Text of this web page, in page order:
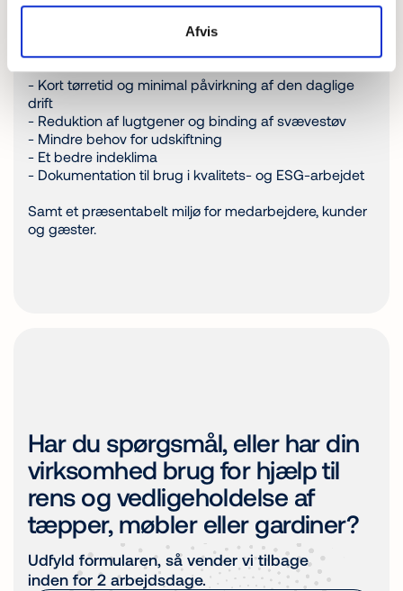
Afvis
påvirkes mindst muligt.
Fordelene ved at vælge os til jeres leverandør af rens:
- Kort tørretid og minimal påvirkning af den daglige
drift
- Reduktion af lugtgener og binding af svævestøv
- Mindre behov for udskiftning
- Et bedre indeklima
- Dokumentation til brug i kvalitets- og ESG-arbejdet
Samt et præsentabelt miljø for medarbejdere, kunder
og gæster.
Har du spørgsmål, eller har din
virksomhed brug for hjælp til
rens og vedligeholdelse af
tæpper, møbler eller gardiner?
Udfyld formularen, så vender vi tilbage
inden for 2 arbejdsdage.